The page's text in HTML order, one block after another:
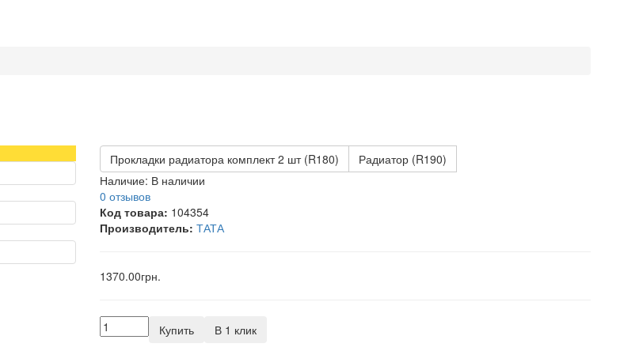
Прокладки радиатора комплект 2 шт (R180)
Радиатор (R190)
Наличие: В наличии
0 отзывов
Код товара: 104354
Производитель: ТАТА
1370.00грн.
Купить В 1 клик